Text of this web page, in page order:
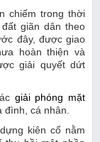
chiếm trong thời
giãn dân theo
đây, được giao
hoàn thiện và
giải quyết dứt
giải phóng mặt
cá nhân.
kiên cố nằm